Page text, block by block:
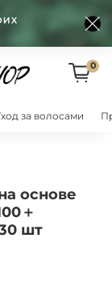
0
за волосами
основе
＋
шт